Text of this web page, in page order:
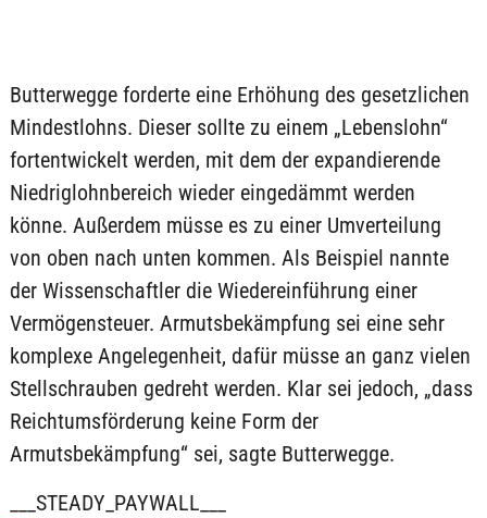
Butterwegge forderte eine Erhöhung des gesetzlichen
Mindestlohns. Dieser sollte zu einem „Lebenslohn“
fortentwickelt werden, mit dem der expandierende
Niedriglohnbereich wieder eingedämmt werden
könne. Außerdem müsse es zu einer Umverteilung
von oben nach unten kommen. Als Beispiel nannte
der Wissenschaftler die Wiedereinführung einer
Vermögensteuer. Armutsbekämpfung sei eine sehr
komplexe Angelegenheit, dafür müsse an ganz vielen
Stellschrauben gedreht werden. Klar sei jedoch, „dass
Reichtumsförderung keine Form der
Armutsbekämpfung“ sei, sagte Butterwegge.
___STEADY_PAYWALL___